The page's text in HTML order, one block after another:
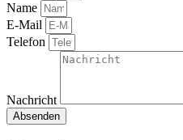
Name
E-Mail
Telefon
Nachricht
Absenden